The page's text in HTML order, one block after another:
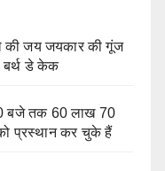
की जय जयकार की गूंज
बर्थ डे केक
बजे तक 60 लाख 70
प्रस्थान कर चुके हैं